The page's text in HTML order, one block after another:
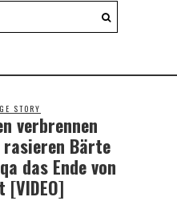
STORY
verbrennen
Bärte
das Ende von
[VIDEO]